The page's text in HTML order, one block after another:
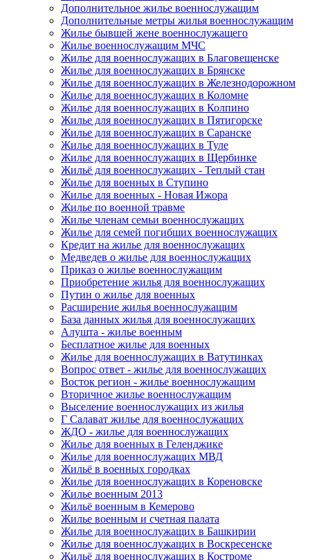
Дополнительное жилье военнослужащим
Дополнительные метры жилья военнослужащим
Жилье бывшей жене военнослужащего
Жилье военнослужащим МЧС
Жилье для военнослужащих в Благовещенске
Жилье для военнослужащих в Брянске
Жилье для военнослужащих в Железнодорожном
Жилье для военнослужащих в Коломне
Жилье для военнослужащих в Колпино
Жилье для военнослужащих в Пятигорске
Жилье для военнослужащих в Саранске
Жилье для военнослужащих в Туле
Жилье для военнослужащих в Щербинке
Жильё для военнослужащих - Теплый стан
Жилье для военных в Ступино
Жилье для военных - Новая Ижора
Жилье по военной травме
Жилье членам семьи военнослужащих
Жилье для семей погибших военнослужащих
Кредит на жилье для военнослужащих
Медведев о жилье для военнослужащих
Приказ о жилье военнослужащим
Приобретение жилья для военнослужащих
Путин о жилье для военных
Расширение жилья военнослужащим
База данных жилья для военнослужащих
Алушта - жилье военным
Бесплатное жилье для военных
Жилье для военнослужащих в Ватутинках
Вопрос ответ - жилье для военнослужащих
Восток регион - жилье военнослужащим
Вторичное жилье военнослужащим
Выселение военнослужащих из жилья
Г Салават жилье для военнослужащих
ЖДО - жилье для военнослужащих
Жилье для военных в Геленджике
Жилье для военнослужащих МВД
Жильё в военных городках
Жилье для военнослужащих в Кореновске
Жилье военным 2013
Жильё военным в Кемерово
Жилье военным и счетная палата
Жилье для военнослужащих в Башкирии
Жилье для военнослужащих в Воскресенске
Жильё для военнослужащих в Костроме